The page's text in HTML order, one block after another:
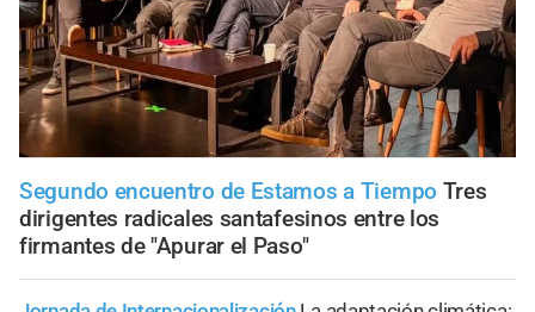
Segundo encuentro de Estamos a Tiempo Tres
dirigentes radicales santafesinos entre los
firmantes de "Apurar el Paso"